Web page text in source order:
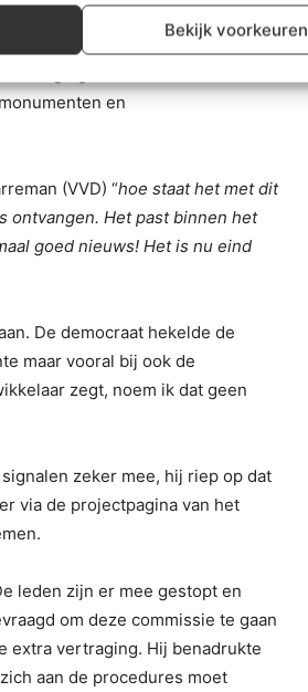
Bekijk voorkeuren
“Echter valt het onze
een beetje het ‘houten treintje
van de bewonersavond
en
(VVD) “hoe staat het met dit
ontvangen. Het past binnen het
goed nieuws! Het is nu eind
De democraat hekelde de
maar vooral bij ook de
zegt, noem ik dat geen
zeker mee, hij riep op dat
via de projectpagina van het
leden zijn er mee gestopt en
om deze commissie te gaan
extra vertraging. Hij benadrukte
aan de procedures moet